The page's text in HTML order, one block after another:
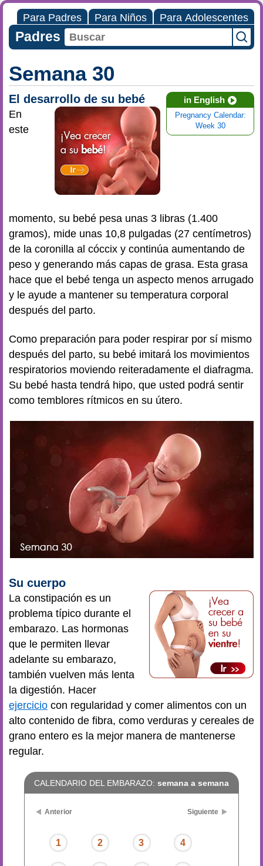
Para Padres Para Niños Para Adolescentes
Padres
Semana 30
in English
Pregnancy Calendar:
Week 30
El desarrollo de su bebé
En
este
momento, su bebé pesa unas 3 libras (1.400
gramos), mide unas 10,8 pulgadas (27 centímetros)
de la coronilla al cóccix y continúa aumentando de
peso y generando más capas de grasa. Esta grasa
hace que el bebé tenga un aspecto menos arrugado
y le ayude a mantener su temperatura corporal
después del parto.
Como preparación para poder respirar por sí mismo
después del parto, su bebé imitará los movimientos
respiratorios moviendo reiteradamente el diafragma.
Su bebé hasta tendrá hipo, que usted podrá sentir
como temblores rítmicos en su útero.
Su cuerpo
La constipación es un
problema típico durante el
embarazo. Las hormonas
que le permiten llevar
adelante su embarazo,
también vuelven más lenta
la digestión. Hacer
ejercicio con regularidad y comer alimentos con un
alto contenido de fibra, como verduras y cereales de
grano entero es la mejor manera de mantenerse
regular.
CALENDARIO DEL EMBARAZO: semana a semana
Anterior Siguiente
1 2 3 4